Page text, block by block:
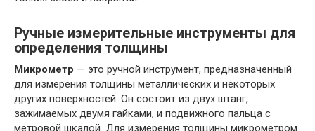
Ручные измерительные инструменты для
определения толщины
Микрометр — это ручной инструмент, предназначенный
для измерения толщины металлических и некоторых
других поверхностей. Он состоит из двух штанг,
зажимаемых двумя гайками, и подвижного пальца с
метровой шкалой. Для измерения толщины микрометром